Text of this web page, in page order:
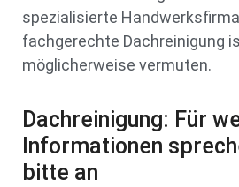
spezialisierte
fachgerechte Dachreinigung
möglicherweise vermuten.
Dachreinigung: Für
Informationen
bitte an